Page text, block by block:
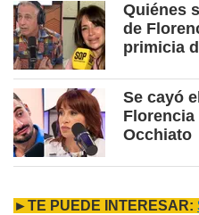
Quiénes
de
primicia
Se cayó
Florencia
Occhiato
►TE PUEDE INTERESAR: